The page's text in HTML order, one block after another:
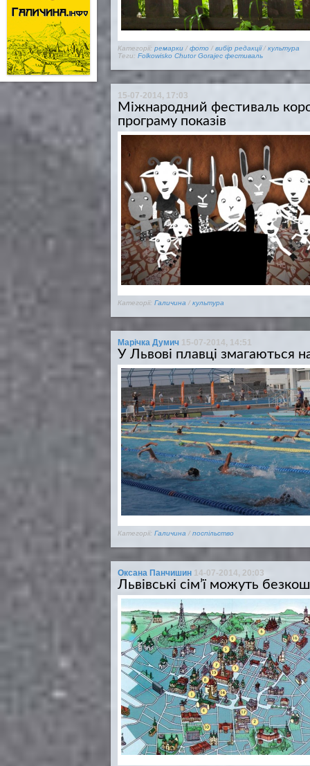
Категорії: ремарки / фото / вибір редакції/ культура
Теги: Folkowisko Chutor Gorajec фестиваль
15-07-2014, 17:03
Міжнародний фестиваль
програму показів
Категорії: Галичина / культура
Марічка Думич 15-07-2014, 14:51
У Львові плавці змагаються
Категорії: Галичина / поспільство
Оксана Панчишин 14-07-2014, 20:03
Львівські сім’ї можуть